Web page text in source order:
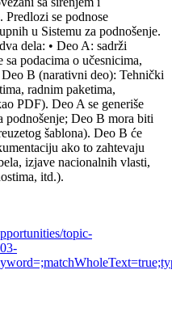
se podnose
u Sistemu za podnošenje.
dela: • Deo A: sadrži
podacima o učesnicima,
B (narativni deo): Tehnički
radnim paketima,
PDF). Deo A se generiše
podnošenje; Deo B mora biti
šablona). Deo B će
ako to zahtevaju
izjave nacionalnih vlasti,
itd.).
topic-